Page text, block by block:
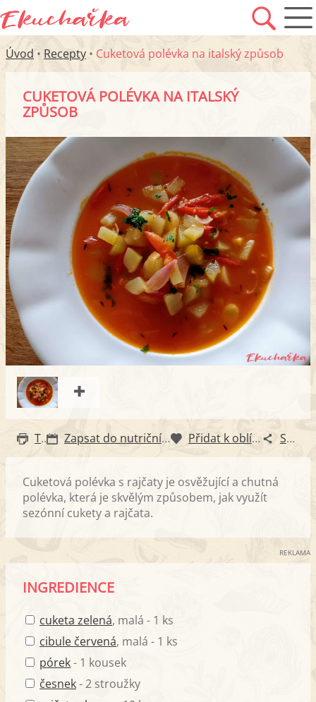
Úvod • Recepty • Cuketová polévka na italský způsob
CUKETOVÁ POLÉVKA NA ITALSKÝ
ZPŮSOB
Tisk Zapsat do nutričního diáře Přidat k oblíbeným Sdílet
Cuketová polévka s rajčaty je osvěžující a chutná
polévka, která je skvělým způsobem, jak využít
sezónní cukety a rajčata.
REKLAMA
INGREDIENCE
cuketa zelená, malá - 1 ks
cibule červená, malá - 1 ks
pórek- 1 kousek
česnek- 2 stroužky